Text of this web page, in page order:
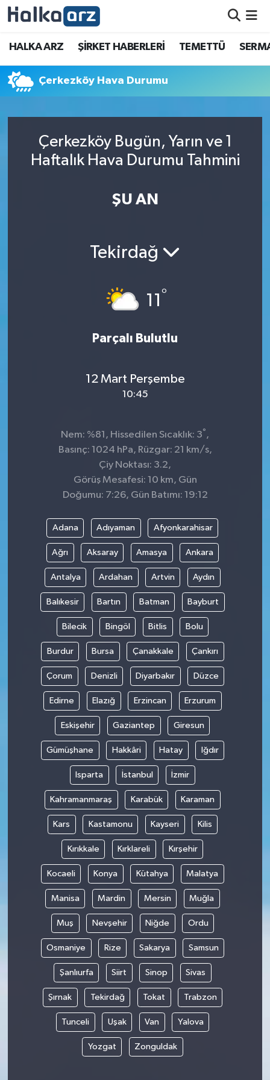
HALKA ARZ ŞİRKET HABERLERİ TEMETTÜ
Çerkezköy Hava Durumu
Çerkezköy Bugün, Yarın ve 1
Haftalık Hava Durumu Tahmini
ŞU AN
Tekirdağ
11 °
Parçalı Bulutlu
12 Mart Perşembe
10:45
Nem: %81, Hissedilen Sıcaklık: 3°,
Basınç: 1024 hPa, Rüzgar: 21 km/s,
Çiy Noktası: 3.2,
Görüş Mesafesi: 10 km, Gün
Doğumu: 7:26, Gün Batımı: 19:12
Adana Adıyaman Afyonkarahisar
Ağrı Aksaray Amasya Ankara
Antalya Ardahan Artvin Aydın
Balıkesir Bartın Batman Bayburt
Bilecik Bingöl Bitlis Bolu
Burdur Bursa Çanakkale Çankırı
Çorum Denizli Diyarbakır Düzce
Edirne Elazığ Erzincan Erzurum
Eskişehir Gaziantep Giresun
Gümüşhane Hakkâri Hatay Iğdır
Isparta İstanbul İzmir
Kahramanmaraş Karabük Karaman
Kars Kastamonu Kayseri Kilis
Kırıkkale Kırklareli Kırşehir
Kocaeli Konya Kütahya Malatya
Manisa Mardin Mersin Muğla
Muş Nevşehir Niğde Ordu
Osmaniye Rize Sakarya Samsun
Şanlıurfa Siirt Sinop Sivas
Şırnak Tekirdağ Tokat Trabzon
Tunceli Uşak Van Yalova
Yozgat Zonguldak
HALKA ARZ
SERMAYE ARTIRIMI
TEMETTÜ
İletişim